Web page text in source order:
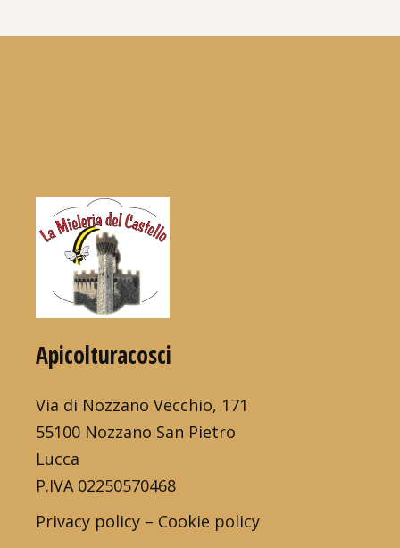
Apicolturacosci
Via di Nozzano Vecchio, 171
55100 Nozzano San Pietro
Lucca
P.IVA 02250570468
Privacy policy – Cookie policy